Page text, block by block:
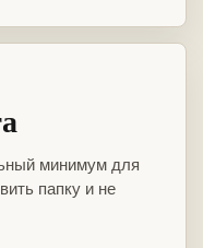
минимум для
папку и не